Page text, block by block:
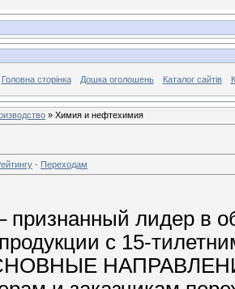
Головна сторінка Дошка оголошень Каталог сайтів
» Химия и нефтехимия
· Переходам
лидер в
с 15-